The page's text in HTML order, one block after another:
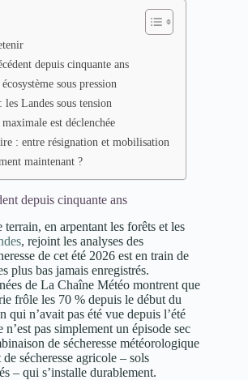
depuis cinquante ans
sous pression
les Landes sous tension
est déclenchée
: entre résignation et mobilisation
maintenant ?
depuis cinquante ans
terrain, en arpentant les forêts et les
, rejoint les analyses des
de cet été 2026 est en train de
plus bas jamais enregistrés.
de La Chaîne Météo montrent que
frôle les 70 % depuis le début du
qui n’avait pas été vue depuis l’été
pas simplement un épisode sec
de sécheresse météorologique
sécheresse agricole – sols
– qui s’installe durablement.